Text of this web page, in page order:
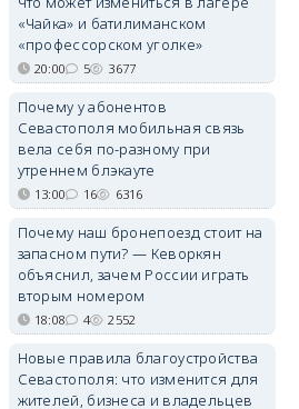
вернули туристов обратно на
сушу.
29/07/2026 17:03 6371
«Чайка» и батилиманском
«профессорском уголке»
20:00 5 3677
Почему у абонентов
Севастополя мобильная связь
вела себя по-разному при
утреннем блэкауте
13:00 16 6316
Почему наш бронепоезд стоит на
запасном пути? — Кеворкян
объяснил, зачем России играть
вторым номером
18:08 4 2552
Новые правила благоустройства
Севастополя: что изменится для
жителей, бизнеса и владельцев